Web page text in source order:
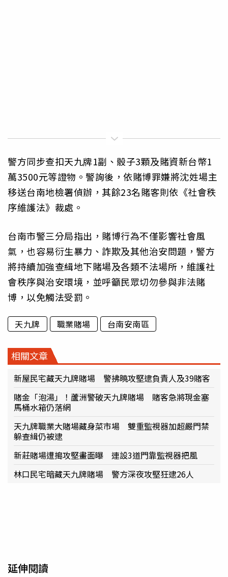
警方同步查扣天九牌1副、骰子3顆及賭資新台幣1
萬3500元等證物。警詢後，依賭博罪嫌將沈姓場主
移送台南地檢署偵辦，其餘23名賭客則依《社會秩
序維護法》裁處。
台南市警三分局指出，賭博行為不僅影響社會風
氣，也容易衍生暴力、詐欺及其他治安問題，警方
將持續加強查緝地下賭場及各類不法場所，維護社
會秩序與治安環境，並呼籲民眾切勿參與非法賭
博，以免觸法受罰。
天九牌 職業賭場 台南安南區
相關文章
新屋民宅藏天九牌賭場 警拂曉攻堅逮負責人及39賭客
賭金「泡湯」！蘆洲警破天九牌賭場 賭客急將現金塞
馬桶水箱仍落網
天九牌職業大賭場藏身菜市場 雙重監視器加超嚴門禁
躲查緝仍被逮
新莊賭場遭搗攻堅畫面曝 連設3道門靠監視器把風
林口民宅暗藏天九牌賭場 警方深夜攻堅狂逮26人
延伸閱讀